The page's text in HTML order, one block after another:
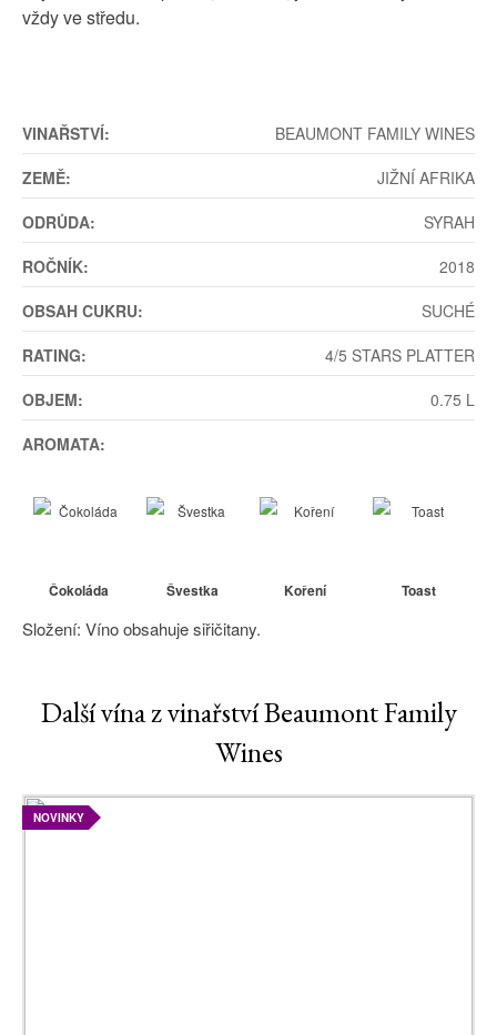
vždy ve středu.
VINAŘSTVÍ:
BEAUMONT FAMILY WINES
ZEMĚ:
JIŽNÍ AFRIKA
ODRŮDA:
SYRAH
ROČNÍK:
2018
OBSAH CUKRU:
SUCHÉ
RATING:
4/5 STARS PLATTER
OBJEM:
0.75 L
AROMATA:
Čokoláda Švestka Koření Toast
Složení: Víno obsahuje siřičitany.
Další vína z vinařství Beaumont Family
Wines
NOVINKY